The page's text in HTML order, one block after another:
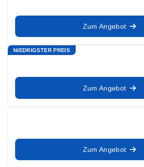
Zum Angebot
NIEDRIGSTER PREIS
Zum Angebot
Zum Angebot